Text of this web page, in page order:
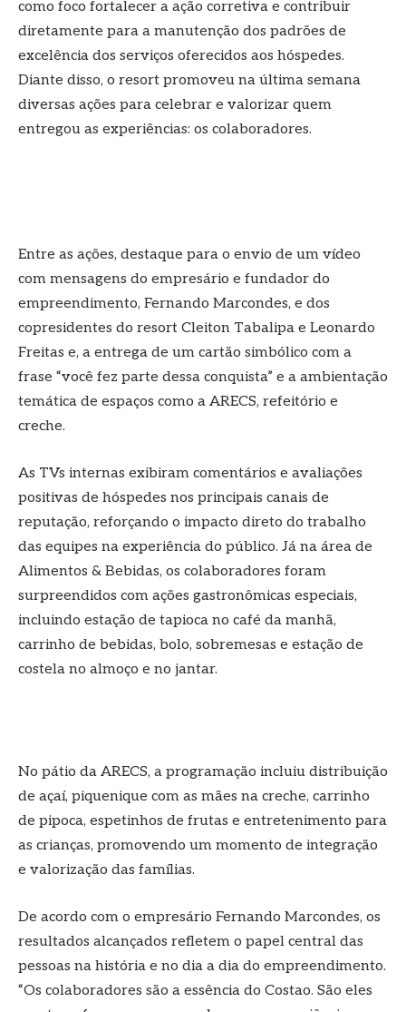
como foco fortalecer a ação corretiva e contribuir
diretamente para a manutenção dos padrões de
excelência dos serviços oferecidos aos hóspedes.
Diante disso, o resort promoveu na última semana
diversas ações para celebrar e valorizar quem
entregou as experiências: os colaboradores.
Entre as ações, destaque para o envio de um vídeo
com mensagens do empresário e fundador do
empreendimento, Fernando Marcondes, e dos
copresidentes do resort Cleiton Tabalipa e Leonardo
Freitas e, a entrega de um cartão simbólico com a
frase “você fez parte dessa conquista” e a ambientação
temática de espaços como a ARECS, refeitório e
creche.
As TVs internas exibiram comentários e avaliações
positivas de hóspedes nos principais canais de
reputação, reforçando o impacto direto do trabalho
das equipes na experiência do público. Já na área de
Alimentos & Bebidas, os colaboradores foram
surpreendidos com ações gastronômicas especiais,
incluindo estação de tapioca no café da manhã,
carrinho de bebidas, bolo, sobremesas e estação de
costela no almoço e no jantar.
No pátio da ARECS, a programação incluiu distribuição
de açaí, piquenique com as mães na creche, carrinho
de pipoca, espetinhos de frutas e entretenimento para
as crianças, promovendo um momento de integração
e valorização das famílias.
De acordo com o empresário Fernando Marcondes, os
resultados alcançados refletem o papel central das
pessoas na história e no dia a dia do empreendimento.
“Os colaboradores são a essência do Costao. São eles